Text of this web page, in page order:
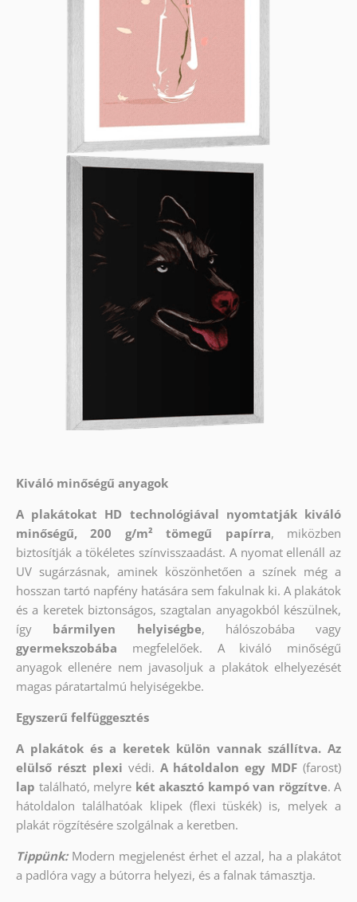
Kiváló minőségű anyagok
A plakátokat HD technológiával nyomtatják kiváló
minőségű, 200 g/m² tömegű papírra, miközben
biztosítják a tökéletes színvisszaadást. A nyomat ellenáll az
UV sugárzásnak, aminek köszönhetően a színek még a
hosszan tartó napfény hatására sem fakulnak ki. A plakátok
és a keretek biztonságos, szagtalan anyagokból készülnek,
így
bármilyen helyiségbe, hálószobába vagy
gyermekszobába
megfelelőek. A kiváló minőségű
anyagok ellenére nem javasoljuk a plakátok elhelyezését
magas páratartalmú helyiségekbe.
Egyszerű felfüggesztés
A plakátok és a keretek külön vannak szállítva. Az
elülső részt plexi védi. A hátoldalon egy MDF (farost)
lap található, melyre két akasztó kampó van rögzítve. A
hátoldalon találhatóak klipek (flexi tüskék) is, melyek a
plakát rögzítésére szolgálnak a keretben.
Tippünk: Modern megjelenést érhet el azzal, ha a plakátot
a padlóra vagy a bútorra helyezi, és a falnak támasztja.